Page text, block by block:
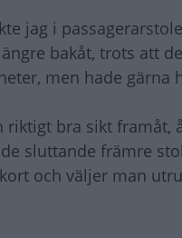
jag i
bakåt, trots att
men hade gärna
riktigt bra sikt
sluttande främre
och väljer man